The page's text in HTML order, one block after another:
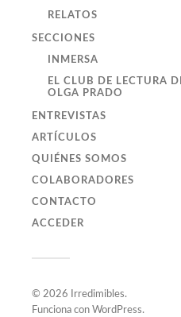
RELATOS
SECCIONES
INMERSA
EL CLUB DE LECTURA
OLGA PRADO
ENTREVISTAS
ARTÍCULOS
QUIÉNES SOMOS
COLABORADORES
CONTACTO
ACCEDER
© 2026 Irredimibles.
Funciona con WordPress.